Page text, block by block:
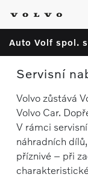
Auto Volf spol.
Servisní
Volvo zůstává
Volvo Car.
V rámci
náhradních
příznivé – při